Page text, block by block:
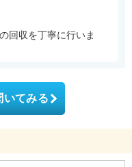
回収を丁寧に行いま
いてみる